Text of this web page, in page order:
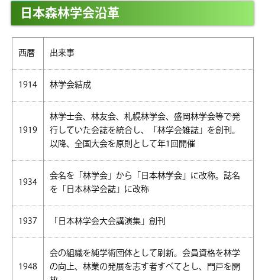
日本森林学会沿革
西暦 出来事
1914 林学会結成
1919
林学士会、林友会、札幌林学会、盛岡林学会等で発
行していた会誌を統合し、「林学会雑誌」を創刊。
以降、全国大会を原則として年1回開催
1934
会名を「林学会」から「日本林学会」に改称。誌名
を「日本林学会誌」に改称
1937 「日本林学会大会講演集」創刊
1948
会の組織を純学術団体として刷新。会員資格を林学
の向上、林業の発展を志す者すべてとし、門戸を開